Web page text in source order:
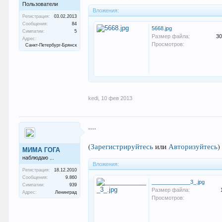
Пользователи
Регистрация:
03.02.2013
Сообщения:
84
Симпатии:
5
Адрес:
Санкт-Петербург-Брянск
Вложения:
5668.jpg
Размер файла:
Просмотров:
kedi 10 фев 2013
МИМА ГОГА
наблюдаю ...
Регистрация:
18.12.2010
Сообщения:
9.860
Симпатии:
939
Адрес:
Ленинград
....
(Зарегистрируйтесь илиАвторизуйтесь)
Вложения:
_____________3_.jpg
Размер файла:
Просмотров: